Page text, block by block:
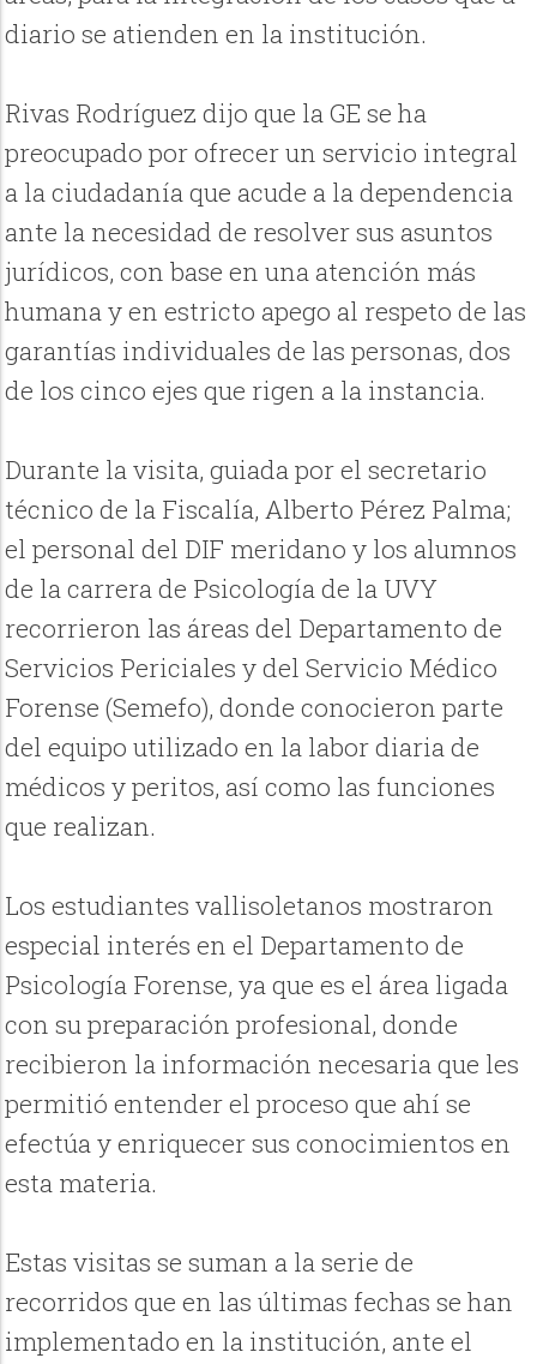
diario se atienden en la institución.
Rivas Rodríguez dijo que la GE se ha
preocupado por ofrecer un servicio integral
a la ciudadanía que acude a la dependencia
ante la necesidad de resolver sus asuntos
jurídicos, con base en una atención más
humana y en estricto apego al respeto de las
garantías individuales de las personas, dos
de los cinco ejes que rigen a la instancia.
Durante la visita, guiada por el secretario
técnico de la Fiscalía, Alberto Pérez Palma;
el personal del DIF meridano y los alumnos
de la carrera de Psicología de la UVY
recorrieron las áreas del Departamento de
Servicios Periciales y del Servicio Médico
Forense (Semefo), donde conocieron parte
del equipo utilizado en la labor diaria de
médicos y peritos, así como las funciones
que realizan.
Los estudiantes vallisoletanos mostraron
especial interés en el Departamento de
Psicología Forense, ya que es el área ligada
con su preparación profesional, donde
recibieron la información necesaria que les
permitió entender el proceso que ahí se
efectúa y enriquecer sus conocimientos en
esta materia.
Estas visitas se suman a la serie de
recorridos que en las últimas fechas se han
implementado en la institución, ante el